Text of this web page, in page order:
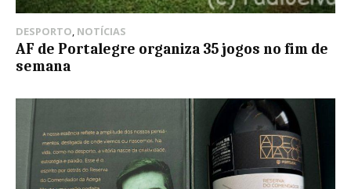
DESPORTO, NOTÍCIAS
AF de Portalegre organiza 35 jogos no fim de
semana